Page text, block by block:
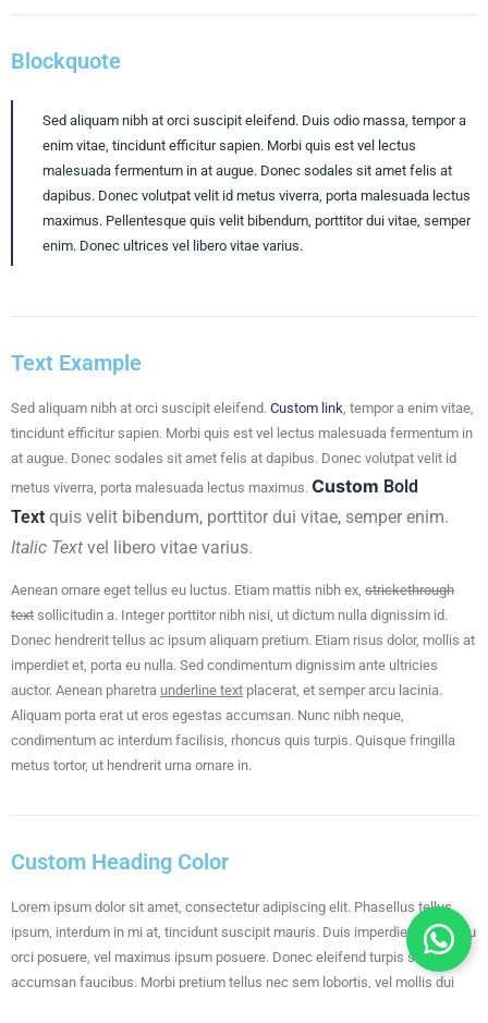
Blockquote
Sed aliquam nibh at orci suscipit eleifend. Duis odio massa, tempor a
enim vitae, tincidunt efficitur sapien. Morbi quis est vel lectus
malesuada fermentum in at augue. Donec sodales sit amet felis at
dapibus. Donec volutpat velit id metus viverra, porta malesuada lectus
maximus. Pellentesque quis velit bibendum, porttitor dui vitae, semper
enim. Donec ultrices vel libero vitae varius.
Text Example
Sed aliquam nibh at orci suscipit eleifend. Custom link, tempor a enim vitae,
tincidunt efficitur sapien. Morbi quis est vel lectus malesuada fermentum in
at augue. Donec sodales sit amet felis at dapibus. Donec volutpat velit id
metus viverra, porta malesuada lectus maximus. Custom Bold
Text quis velit bibendum, porttitor dui vitae, semper enim.
Italic Text vel libero vitae varius.
Aenean ornare eget tellus eu luctus. Etiam mattis nibh ex, strickethrough
text sollicitudin a. Integer porttitor nibh nisi, ut dictum nulla dignissim id.
Donec hendrerit tellus ac ipsum aliquam pretium. Etiam risus dolor, mollis at
imperdiet et, porta eu nulla. Sed condimentum dignissim ante ultricies
auctor. Aenean pharetra underline text placerat, et semper arcu lacinia.
Aliquam porta erat ut eros egestas accumsan. Nunc nibh neque,
condimentum ac interdum facilisis, rhoncus quis turpis. Quisque fringilla
metus tortor, ut hendrerit urna ornare in.
Custom Heading Color
Lorem ipsum dolor sit amet, consectetur adipiscing elit. Phasellus tellus
ipsum, interdum in mi at, tincidunt suscipit mauris. Duis imperdiet magna eu
orci posuere, vel maximus ipsum posuere. Donec eleifend turpis sit amet
accumsan faucibus. Morbi pretium tellus nec sem lobortis, vel mollis dui